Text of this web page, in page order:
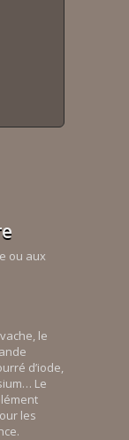
ou aux
le
d’iode,
Le
les